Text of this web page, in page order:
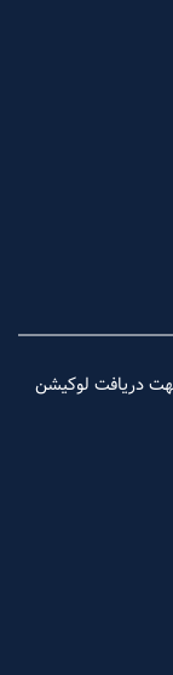
دریافت لوکیشن